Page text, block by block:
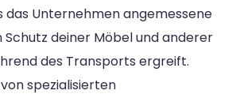
das Unternehmen angemessene
Schutz deiner Möbel und anderer
des Transports ergreift.
spezialisierten